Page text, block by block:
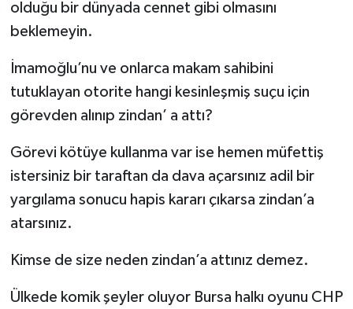
olduğu bir dünyada cennet gibi olmasını
beklemeyin.
İmamoğlu’nu ve onlarca makam sahibini
tutuklayan otorite hangi kesinleşmiş suçu için
görevden alınıp zindan’ a attı?
Görevi kötüye kullanma var ise hemen müfettiş
istersiniz bir taraftan da dava açarsınız adil bir
yargılama sonucu hapis kararı çıkarsa zindan’a
atarsınız.
Kimse de size neden zindan’a attınız demez.
Ülkede komik şeyler oluyor Bursa halkı oyunu CHP